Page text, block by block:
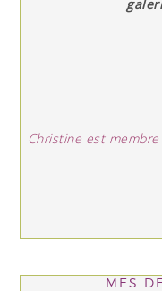
Christine est
MES